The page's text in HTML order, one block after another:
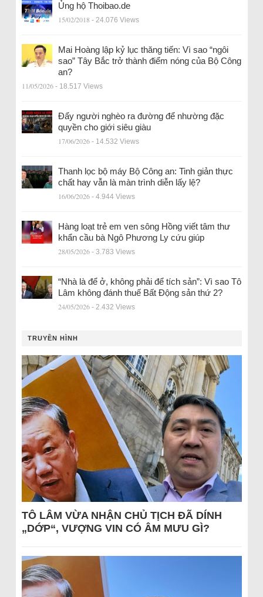
Ủng hộ Thoibao.de
15/02/2018 - 24.076 Views
Mai Hoàng lập kỷ lục thăng tiến: Vì sao “ngôi
sao” Tây Bắc trở thành điểm nóng của Bộ Công
an?
11/05/2026 - 18.517 Views
Đẩy người nghèo ra đường để nhường đặc
quyền cho giới siêu giàu
17/06/2026 - 14.532 Views
Thanh lọc bộ máy Bộ Công an: Tinh giản thực
chất hay vẫn là màn trình diễn lấy lệ?
16/06/2026 - 4.944 Views
Hàng loạt trẻ em ven sông Hồng viết tâm thư
khẩn cầu bà Ngô Phương Ly cứu giúp
28/05/2026 - 3.783 Views
“Nhà là để ở, không phải để tích sản”: Vì sao Tô
Lâm không đánh thuế Bất Động sản thứ 2?
24/05/2026 - 2.432 Views
TRUYỀN HÌNH
TÔ LÂM VỪA NHẬN CHỦ TỊCH ĐÃ DÍNH
„DỚP“, VƯỢNG VIN CÓ ÂM MƯU GÌ?